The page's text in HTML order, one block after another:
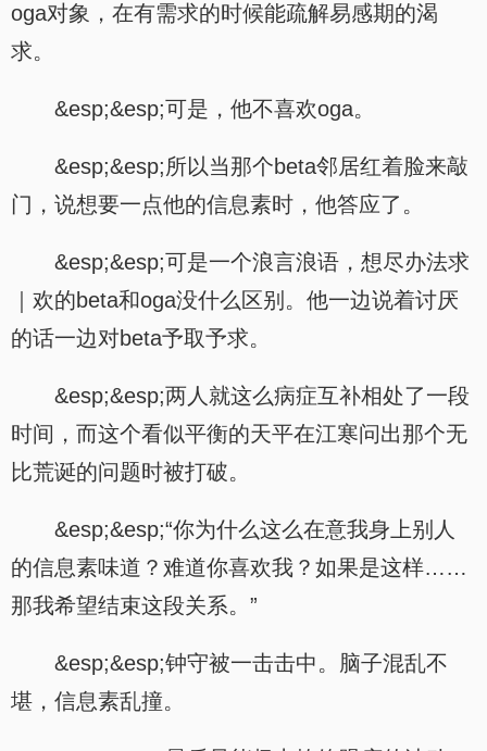
oga对象，在有需求的时候能疏解易感期的渴
求。
&esp;&esp;可是，他不喜欢oga。
&esp;&esp;所以当那个beta邻居红着脸来敲
门，说想要一点他的信息素时，他答应了。
&esp;&esp;可是一个浪言浪语，想尽办法求
｜欢的beta和oga没什么区别。他一边说着讨厌
的话一边对beta予取予求。
&esp;&esp;两人就这么病症互补相处了一段
时间，而这个看似平衡的天平在江寒问出那个无
比荒诞的问题时被打破。
&esp;&esp;“你为什么这么在意我身上别人
的信息素味道？难道你喜欢我？如果是这样……
那我希望结束这段关系。”
&esp;&esp;钟守被一击击中。脑子混乱不
堪，信息素乱撞。